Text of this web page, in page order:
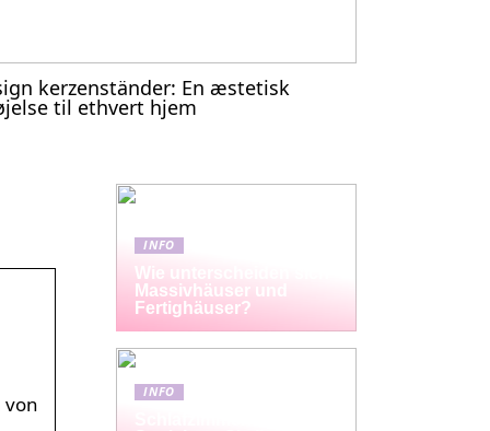
kerzenständer: En æstetisk
til ethvert hjem
von
INFO
Wie unterscheiden sich
Massivhäuser und
Fertighäuser?
INFO